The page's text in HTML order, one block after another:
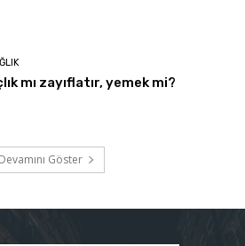
mı zayıflatır, yemek mi?
Devamını Göster